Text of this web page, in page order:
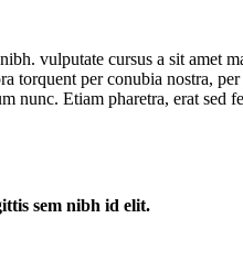
vulputate cursus a sit amet
torquent per conubia nostra,
nunc. Etiam pharetra, erat sed
sem nibh id elit.